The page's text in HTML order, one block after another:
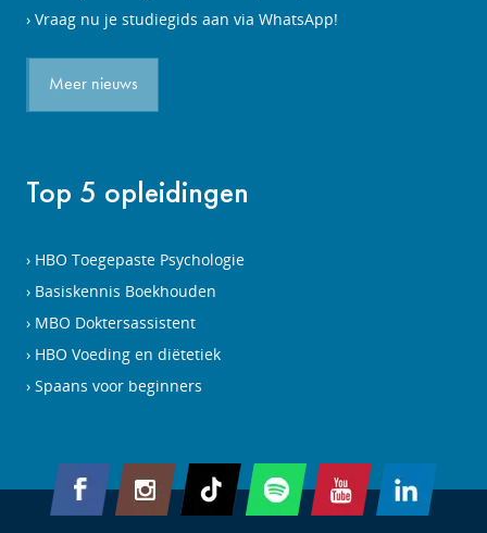
Vraag nu je studiegids aan via WhatsApp!
Meer nieuws
Top 5 opleidingen
HBO Toegepaste Psychologie
Basiskennis Boekhouden
MBO Doktersassistent
HBO Voeding en diëtetiek
Spaans voor beginners